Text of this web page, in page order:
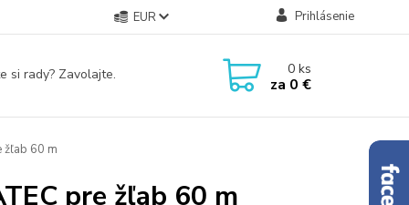
EUR Prihlásenie
si rady? Zavolajte. 0ks
za 0 €
žľab 60 m
pre žľab 60 m